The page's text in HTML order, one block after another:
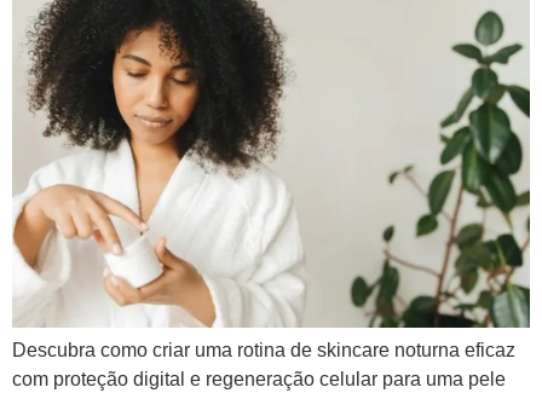
Descubra como criar uma rotina de skincare noturna eficaz
com proteção digital e regeneração celular para uma pele